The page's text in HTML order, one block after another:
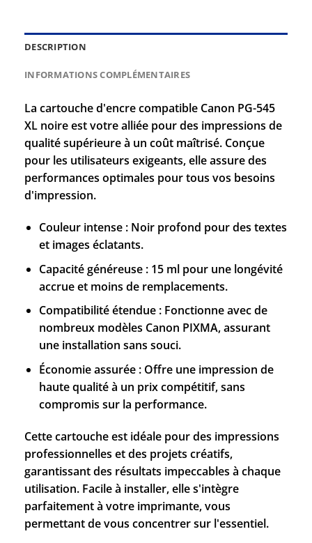
DESCRIPTION
INFORMATIONS COMPLÉMENTAIRES
La cartouche d'encre compatible Canon PG-545
XL noire est votre alliée pour des impressions de
qualité supérieure à un coût maîtrisé. Conçue
pour les utilisateurs exigeants, elle assure des
performances optimales pour tous vos besoins
d'impression.
Couleur intense : Noir profond pour des textes
et images éclatants.
Capacité généreuse : 15 ml pour une longévité
accrue et moins de remplacements.
Compatibilité étendue : Fonctionne avec de
nombreux modèles Canon PIXMA, assurant
une installation sans souci.
Économie assurée : Offre une impression de
haute qualité à un prix compétitif, sans
compromis sur la performance.
Cette cartouche est idéale pour des impressions
professionnelles et des projets créatifs,
garantissant des résultats impeccables à chaque
utilisation. Facile à installer, elle s'intègre
parfaitement à votre imprimante, vous
permettant de vous concentrer sur l'essentiel.